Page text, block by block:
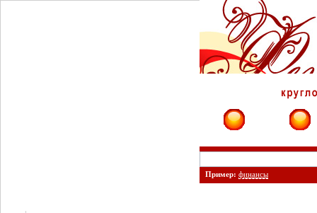
Пример: финансы